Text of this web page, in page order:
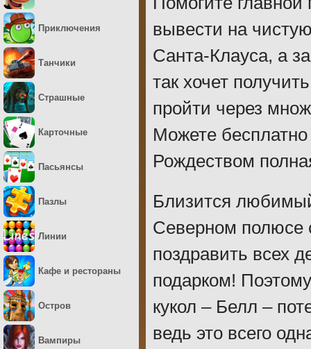
вывести на
Санта-Клауса, а
так хочет
пройти через
Можете
Рождеством
Близится
Северном полюсе
поздравить всех
подарком!
кукол – Белл –
ведь это всего
Приключения
Танчики
Страшные
Карточные
Пасьянсы
Пазлы
Линии
Кафе и рестораны
Остров
Вампиры